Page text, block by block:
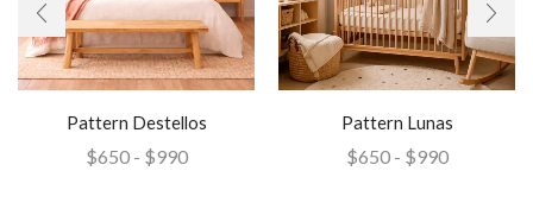
Pattern Destellos
$650 - $990
Pattern Lunas
$650 - $990